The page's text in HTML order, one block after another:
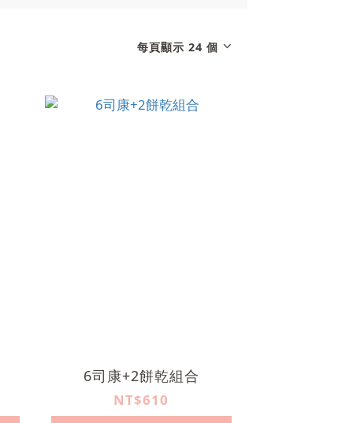
每頁顯示 24 個
6司康+2餅乾組合
NT$610